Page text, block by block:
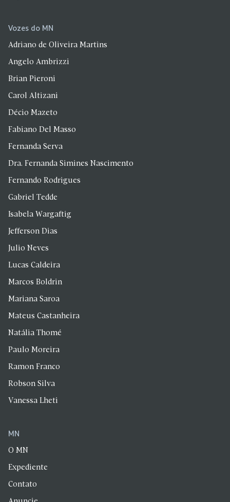
Vozes do MN
Adriano de Oliveira Martins
Angelo Ambrizzi
Brian Pieroni
Carol Altizani
Décio Mazeto
Fabiano Del Masso
Fernanda Serva
Dra. Fernanda Simines Nascimento
Fernando Rodrigues
Gabriel Tedde
Isabela Wargaftig
Jefferson Dias
Julio Neves
Lucas Caldeira
Marcos Boldrin
Mariana Saroa
Mateus Castanheira
Natália Thomé
Paulo Moreira
Ramon Franco
Robson Silva
Vanessa Lheti
MN
O MN
Expediente
Contato